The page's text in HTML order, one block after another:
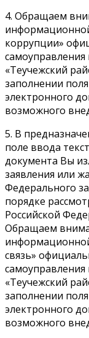
4. Обращаем
коррупции»
«Теучежский
заполнении
электронного
возможного
5. В
поле ввода
документа Вы
заявления или
Федерального
порядке
Российской
Обращаем
связь»
«Теучежский
заполнении
электронного
возможного